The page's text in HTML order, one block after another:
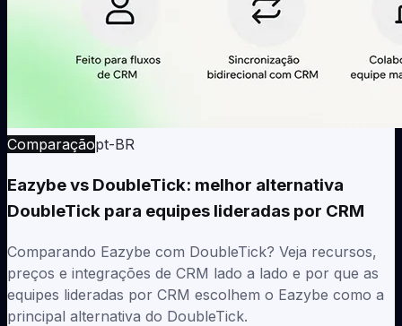
Comparaçãopt-BR
Eazybe vs DoubleTick: melhor alternativa
DoubleTick para equipes lideradas por CRM
Comparando Eazybe com DoubleTick? Veja recursos,
preços e integrações de CRM lado a lado e por que as
equipes lideradas por CRM escolhem o Eazybe como a
principal alternativa do DoubleTick.